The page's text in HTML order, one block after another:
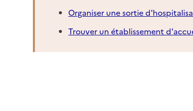
Organiser une sortie
Trouver un établissement